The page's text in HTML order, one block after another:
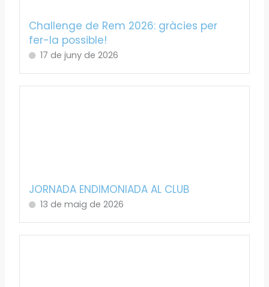
Challenge de Rem 2026: gràcies per
fer-la possible!
17 de juny de 2026
JORNADA ENDIMONIADA AL CLUB
13 de maig de 2026